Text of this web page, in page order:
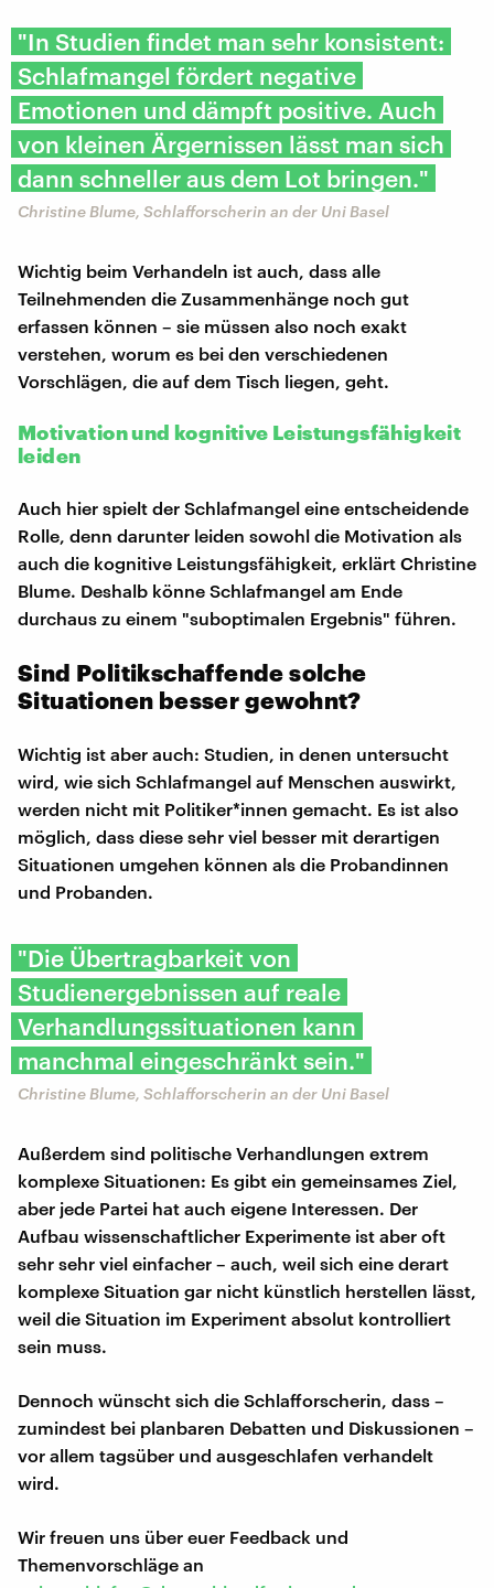
"In Studien findet man sehr konsistent:
Schlafmangel fördert negative
Emotionen und dämpft positive. Auch
von kleinen Ärgernissen lässt man sich
dann schneller aus dem Lot bringen."
Christine Blume, Schlafforscherin an der Uni Basel
Wichtig beim Verhandeln ist auch, dass alle
Teilnehmenden die Zusammenhänge noch gut
erfassen können – sie müssen also noch exakt
verstehen, worum es bei den verschiedenen
Vorschlägen, die auf dem Tisch liegen, geht.
Motivation und kognitive Leistungsfähigkeit
leiden
Auch hier spielt der Schlafmangel eine entscheidende
Rolle, denn darunter leiden sowohl die Motivation als
auch die kognitive Leistungsfähigkeit, erklärt Christine
Blume. Deshalb könne Schlafmangel am Ende
durchaus zu einem "suboptimalen Ergebnis" führen.
Sind Politikschaffende solche
Situationen besser gewohnt?
Wichtig ist aber auch: Studien, in denen untersucht
wird, wie sich Schlafmangel auf Menschen auswirkt,
werden nicht mit Politiker*innen gemacht. Es ist also
möglich, dass diese sehr viel besser mit derartigen
Situationen umgehen können als die Probandinnen
und Probanden.
"Die Übertragbarkeit von
Studienergebnissen auf reale
Verhandlungssituationen kann
manchmal eingeschränkt sein."
Christine Blume, Schlafforscherin an der Uni Basel
Außerdem sind politische Verhandlungen extrem
komplexe Situationen: Es gibt ein gemeinsames Ziel,
aber jede Partei hat auch eigene Interessen. Der
Aufbau wissenschaftlicher Experimente ist aber oft
sehr sehr viel einfacher – auch, weil sich eine derart
komplexe Situation gar nicht künstlich herstellen lässt,
weil die Situation im Experiment absolut kontrolliert
sein muss.
Dennoch wünscht sich die Schlafforscherin, dass –
zumindest bei planbaren Debatten und Diskussionen –
vor allem tagsüber und ausgeschlafen verhandelt
wird.
Wir freuen uns über euer Feedback und
Themenvorschläge an